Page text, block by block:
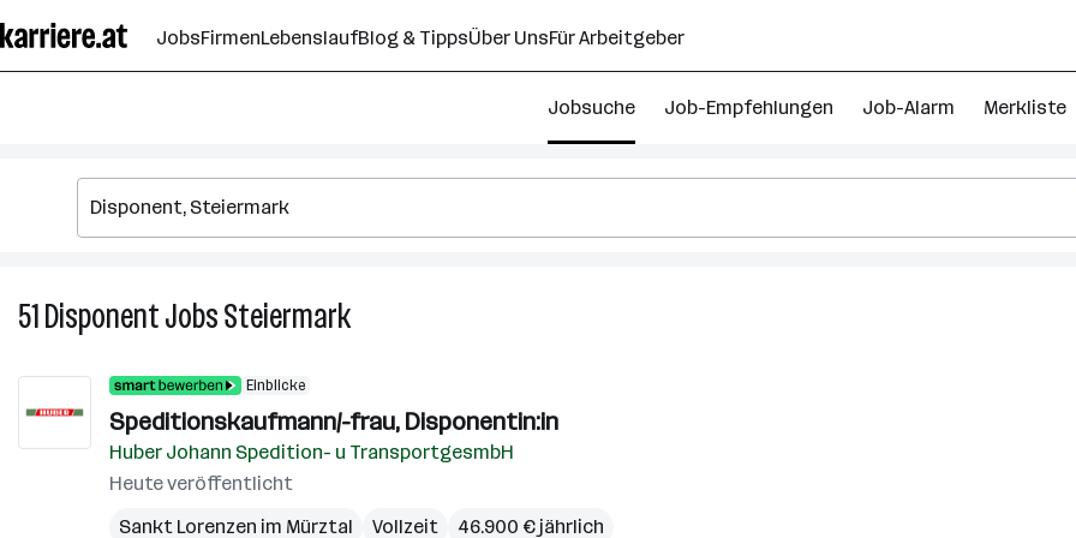
Seiteninhalt
springen
JobsFirmenLebenslaufBlog & TippsÜber UnsFür Arbeitgeber
Jobsuche Job-Empfehlungen Job-Alarm Merkliste
51DisponentJobsSteiermark51
Steiermark
Einblicke
Speditionskaufmann/-frau, Disponentin:in
Huber Johann Spedition- u TransportgesmbH
Heute veröffentlicht
Sankt Lorenzen im Mürztal
Vollzeit 46.900 € jährlich